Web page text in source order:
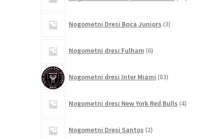
izdelkov
Nogometni Dresi Boca Juniors 3izdelki
Nogometni dresi Fulham 6izdelkov
Nogometni dresi Inter Miami 83izdelkov
Nogometni dresi New York Red Bulls 4izdelki
Nogometni Dresi Santos 2izdelka